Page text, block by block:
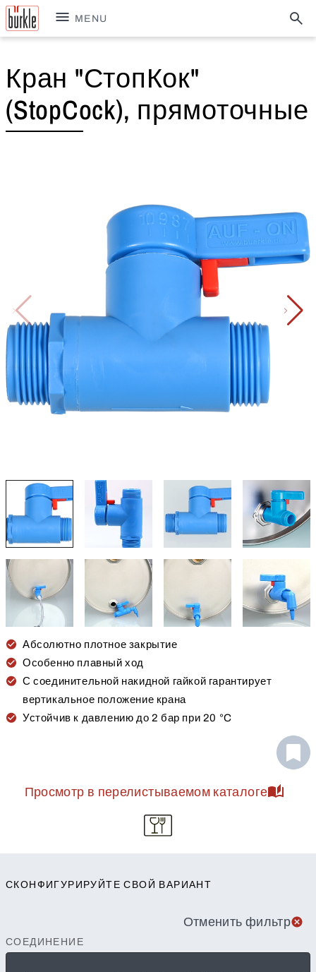
MENU
Кран "СтопКок"
(StopCock), прямоточные
Абсолютно плотное закрытие
Особенно плавный ход
С соединительной накидной гайкой гарантирует
вертикальное положение крана
Устойчив к давлению до 2 бар при 20 °C
Просмотр в перелистываемом каталоге
СКОНФИГУРИРУЙТЕ СВОЙ ВАРИАНТ
Отменить фильтр
СОЕДИНЕНИЕ